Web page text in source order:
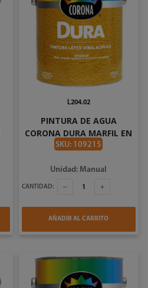
PINTURA DE AGUA
CORONA DURA MARFIL EN
GALON #2728
SKU: 109215
L204.02
Unidad: Manual
CANTIDAD:
AÑADIR AL CARRITO